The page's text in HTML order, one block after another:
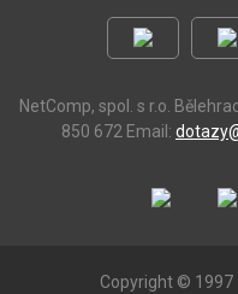
NetComp, spol. s r.o.
850 672 Email:
Copyright © 1997